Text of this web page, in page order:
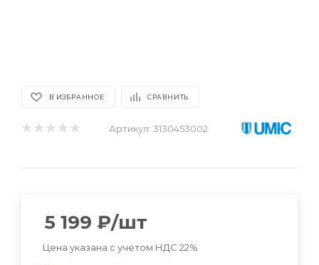
В ИЗБРАННОЕ СРАВНИТЬ
Артикул: 3130453002
5 199 ₽/шт
Цена указана с учетом НДС 22%